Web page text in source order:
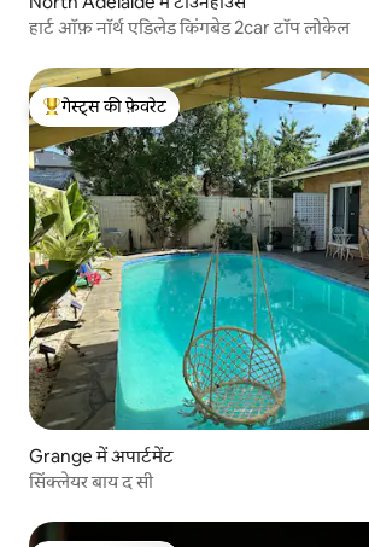
हार्ट ऑफ़ नॉर्थ एडिलेड किंगबेड 2car टॉप लोकेल
गेस्ट्स का टॉप फ़ेवरेट
गेस्ट्स की फ़ेवरेट
Grange में अपार्टमेंट
सिंक्लेयर बाय द सी